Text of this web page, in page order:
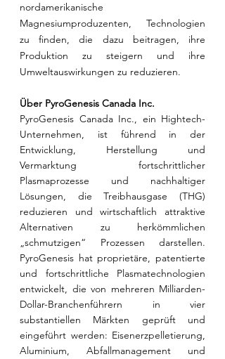
nordamerikanische
Magnesiumproduzenten, Technologien
zu finden, die dazu beitragen, ihre
Produktion zu steigern und ihre
Umweltauswirkungen zu reduzieren.
Über PyroGenesis Canada Inc.
PyroGenesis Canada Inc., ein Hightech-
Unternehmen, ist führend in der
Entwicklung, Herstellung und
Vermarktung fortschrittlicher
Plasmaprozesse und nachhaltiger
Lösungen, die Treibhausgase (THG)
reduzieren und wirtschaftlich attraktive
Alternativen zu herkömmlichen
„schmutzigen“ Prozessen darstellen.
PyroGenesis hat proprietäre, patentierte
und fortschrittliche Plasmatechnologien
entwickelt, die von mehreren Milliarden-
Dollar-Branchenführern in vier
substantiellen Märkten geprüft und
eingeführt werden: Eisenerzpelletierung,
Aluminium, Abfallmanagement und